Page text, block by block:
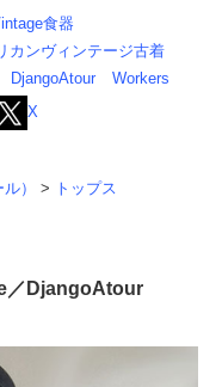
食器
カンヴィンテージ古着
DjangoAtour
Workers
X
） > トップス
DjangoAtour